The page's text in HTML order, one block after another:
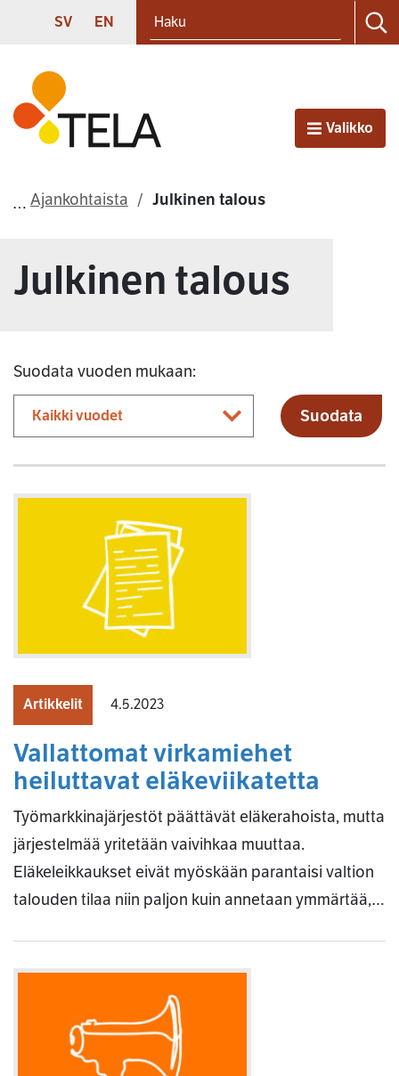
Siirry sisältöön
SVENSKA
SV ENGLISH
EN
Etusivu
AvaaValikko
Ajankohtaista Julkinen talous
Julkinen talous
Suodata vuoden mukaan:
Suodata
Artikkelit 4.5.2023
Vallattomat virkamiehet
heiluttavat eläkeviikatetta
Työmarkkinajärjestöt päättävät eläkerahoista, mutta
järjestelmää yritetään vaivihkaa muuttaa.
Eläkeleikkaukset eivät myöskään parantaisi valtion
talouden tilaa niin paljon kuin annetaan ymmärtää,…